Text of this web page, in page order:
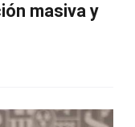
masiva y